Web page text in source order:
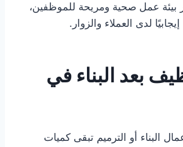
بيئة عمل صحية ومريحة للموظفين،
لدى العملاء والزوار.
بعد البناء في
البناء أو الترميم تبقى كميات